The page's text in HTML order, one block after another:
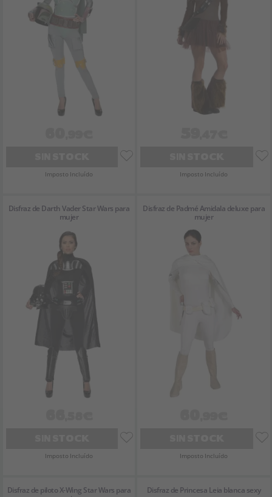
Imposto Incluído Imposto Incluído
Disfraz de Darth Vader Star Wars para
mujer
Imposto Incluído
Disfraz de Padmé Amidala deluxe para
mujer
Imposto Incluído
Disfraz de piloto X-Wing Star Wars para
Disfraz de Princesa Leia blanca sexy